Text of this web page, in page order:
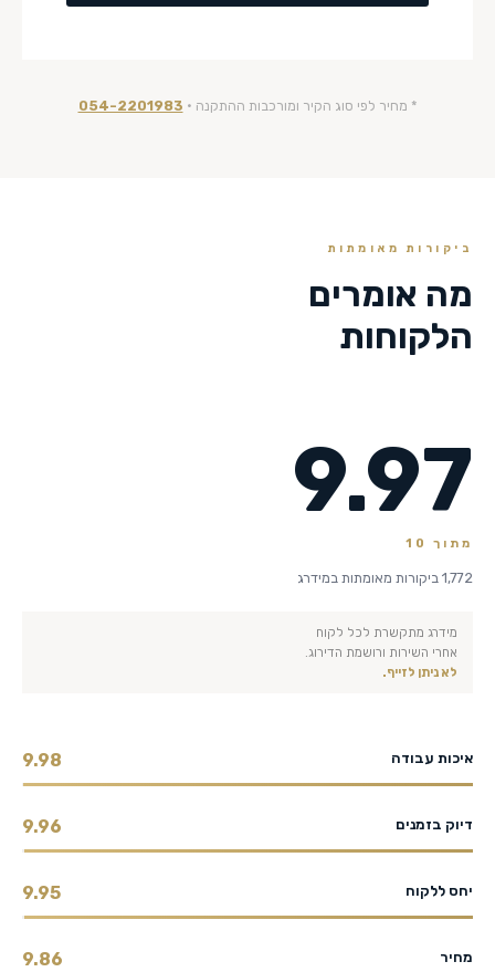
* מחיר לפי סוג הקיר ומורכבות ההתקנה · 054-2201983
ביקורות מאומתות
מה אומרים
הלקוחות
9.97
מתוך 10
1,772 ביקורות מאומתות במידרג
מידרג מתקשרת לכל לקוח
אחרי השירות ורושמת הדירוג.
לא ניתן לזייף.
איכות עבודה 9.98
דיוק בזמנים 9.96
יחס ללקוח 9.95
מחיר 9.86